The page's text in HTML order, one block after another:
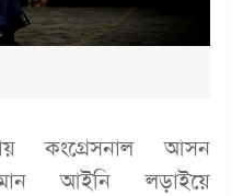
কংগ্রেসনাল আসন
আইনি লড়াইয়ে